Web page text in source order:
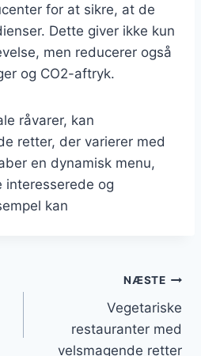
for at sikre, at de
Dette giver ikke kun
men reducerer også
og CO2-aftryk.
råvarer, kan
retter, der varierer med
en dynamisk menu,
og
kan
NÆSTE
Vegetariske
restauranter med
velsmagende retter